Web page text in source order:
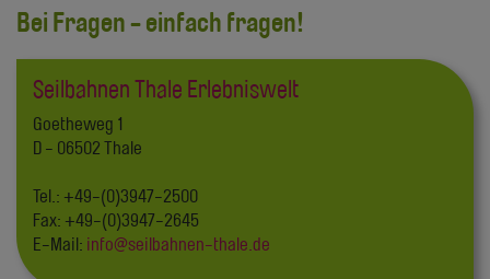
Bei Fragen - einfach fragen!
Seilbahnen Thale Erlebniswelt
Goetheweg 1
D - 06502 Thale
Tel.: +49-(0)3947-2500
Fax: +49-(0)3947-2645
E-Mail: info@seilbahnen-thale.de